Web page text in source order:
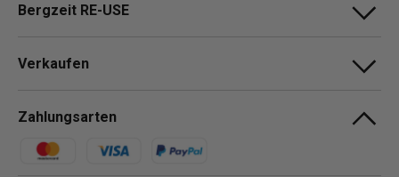
Bergzeit RE-USE
Verkaufen
Zahlungsarten
Zahlungsmethoden